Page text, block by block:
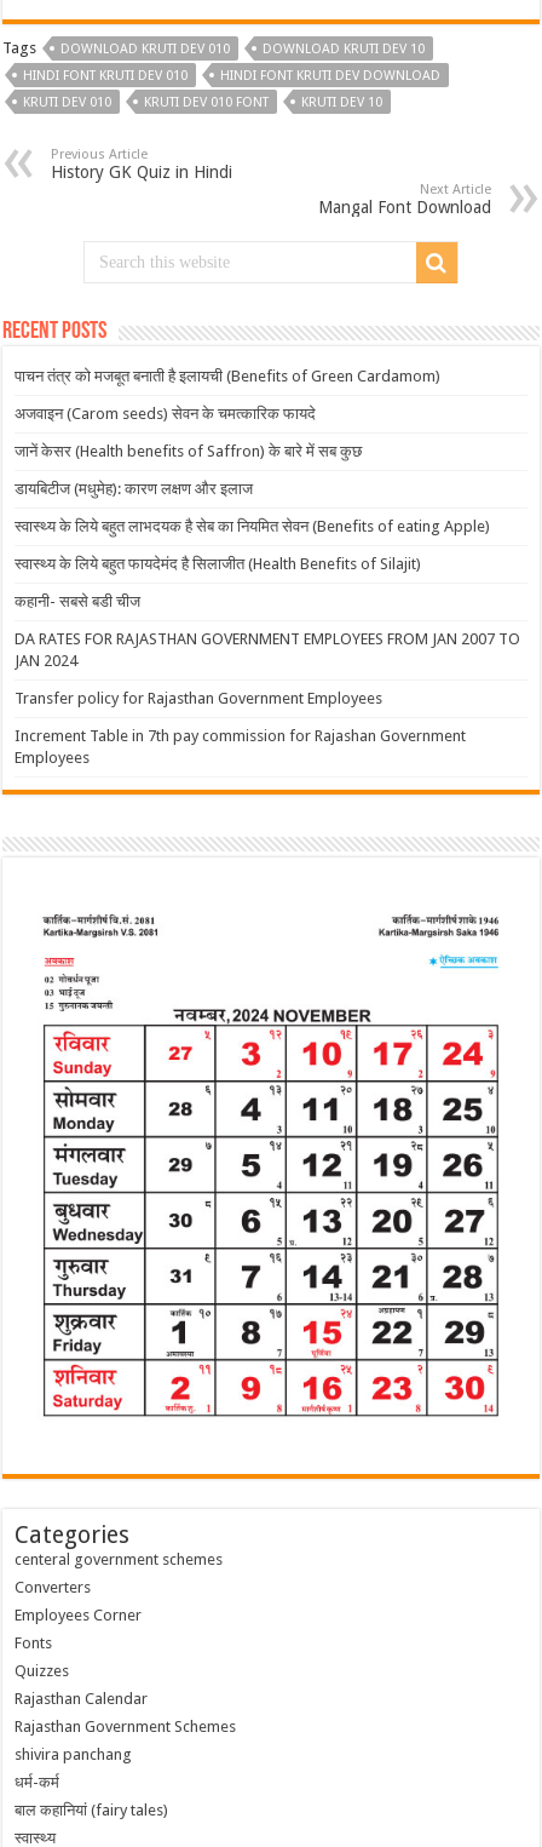
Tags DOWNLOAD KRUTI DEV 010
DOWNLOAD KRUTI DEV 10
HINDI FONT KRUTI DEV 010
HINDI FONT KRUTI DEV DOWNLOAD
KRUTI DEV 010
KRUTI DEV 010 FONT KRUTI DEV 10
Previous Article
History GK Quiz in Hindi
Next Article
Mangal Font Download
Recent Posts
पाचन तंत्र को मजबूत बनाती है इलायची (Benefits of Green Cardamom)
अजवाइन (Carom seeds) सेवन के चमत्कारिक फायदे
जानें केसर (Health benefits of Saffron) के बारे में सब कुछ
डायबिटीज (मधुमेह): कारण लक्षण और इलाज
स्वास्थ्य के लिये बहुत लाभदयक है सेब का नियमित सेवन (Benefits of eating Apple)
स्वास्थ्य के लिये बहुत फायदेमंद है सिलाजीत (Health Benefits of Silajit)
कहानी- सबसे बडी चीज
DA RATES FOR RAJASTHAN GOVERNMENT EMPLOYEES FROM JAN 2007 TO
JAN 2024
Transfer policy for Rajasthan Government Employees
Increment Table in 7th pay commission for Rajashan Government
Employees
Categories
centeral government schemes
Converters
Employees Corner
Fonts
Quizzes
Rajasthan Calendar
Rajasthan Government Schemes
shivira panchang
धर्म-कर्म
बाल कहानियां (fairy tales)
स्वास्थ्य